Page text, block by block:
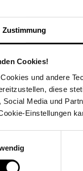
Zustimmung
Cookies!
und andere
diese
Social Media und
Einstellungen
eine Partie Diamant mit
Höhle auf der
verlieren.
englisch
für Kinder unter 36
3087855000